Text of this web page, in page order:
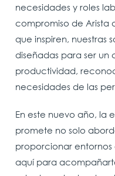
necesidades y roles
compromiso de Arista
que inspiren, nuestras
diseñadas para ser un
productividad,
necesidades de las
En este nuevo año, la
promete no solo
proporcionar
aquí para